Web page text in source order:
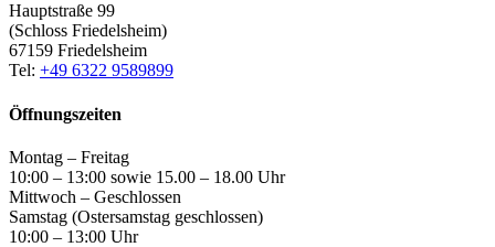
Hauptstraße 99
(Schloss Friedelsheim)
67159 Friedelsheim
Tel: +49 6322 9589899
Öffnungszeiten
Montag – Freitag
10:00 – 13:00 sowie 15.00 – 18.00 Uhr
Mittwoch – Geschlossen
Samstag (Ostersamstag geschlossen)
10:00 – 13:00 Uhr